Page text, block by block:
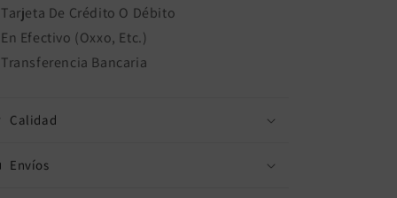
Tarjeta De Crédito O Débito
En Efectivo (Oxxo, Etc.)
Transferencia Bancaria
Calidad
Envíos